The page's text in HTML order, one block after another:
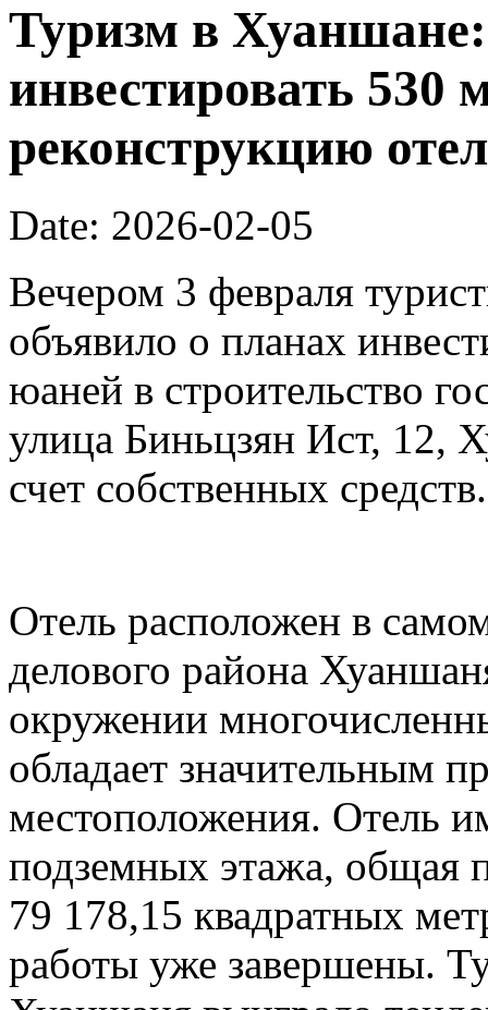
Туризм в
инвестировать 530
реконструкцию
Date: 2026-02-05
Вечером 3 февраля
объявило о планах
юаней в строительство
улица Биньцзян Ист, 12,
счет собственных средств.
Отель расположен в
делового района
окружении
обладает значительным
местоположения. Отель
подземных этажа, общая
79 178,15 квадратных
работы уже завершены.